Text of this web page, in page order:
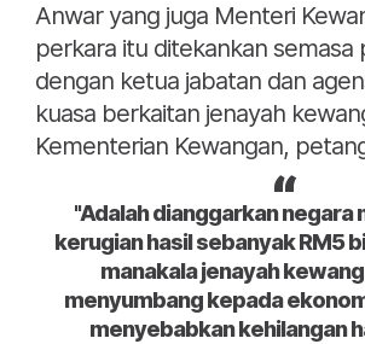
Anwar yang juga Menteri
perkara itu ditekankan
dengan ketua jabatan dan
kuasa berkaitan jenayah
Kementerian Kewangan,
"Adalah dianggarkan negara
kerugian hasil sebanyak RM5
manakala jenayah
menyumbang kepada
menyebabkan kehilangan